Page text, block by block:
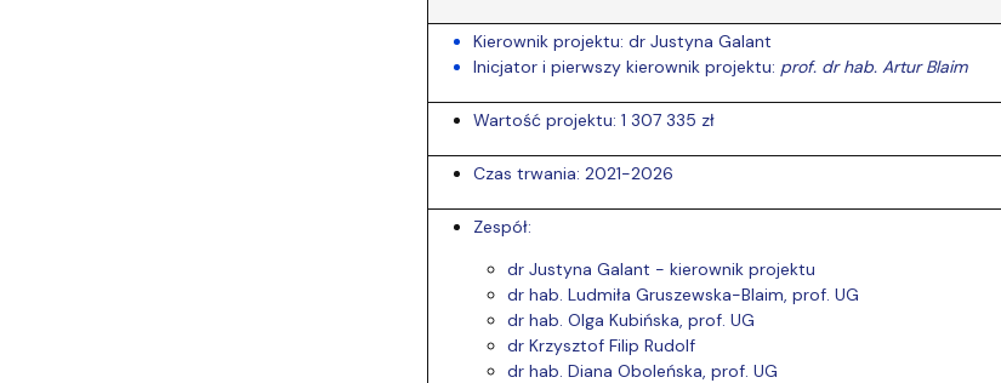
Kierownik projektu: dr Justyna Galant
Inicjator i pierwszy kierownik projektu: prof. dr hab. Artur Blaim
Wartość projektu: 1 307 335 zł
Czas trwania: 2021-2026
Zespół:
dr Justyna Galant - kierownik projektu
dr hab. Ludmiła Gruszewska-Blaim, prof. UG
dr hab. Olga Kubińska, prof. UG
dr Krzysztof Filip Rudolf
dr hab. Diana Oboleńska, prof. UG